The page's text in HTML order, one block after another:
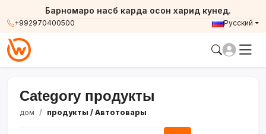
+992970400500
Барномаро насб карда осон харид кунед.
Русский
Category продукты
дом продукты / Автотовары